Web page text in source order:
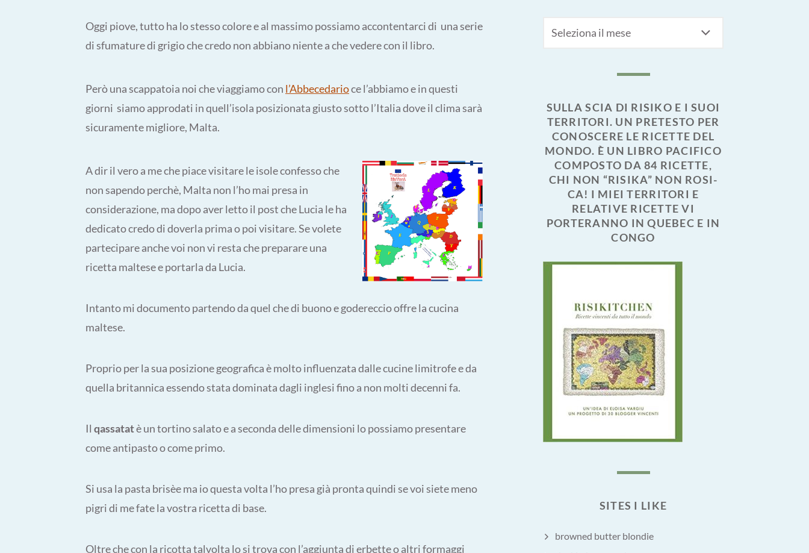
Oggi piove, tutto ha lo stesso colore e al massimo possiamo accontentarci di una serie
di sfumature di grigio che credo non abbiano niente a che vedere con il libro.
Però una scappatoia noi che viaggiamo con l’Abbecedarioce l’abbiamo e in questi
giorni siamo approdati in quell’isola posizionata giusto sotto l’Italia dove il clima sarà
sicuramente migliore, Malta.
A dir il vero a me che piace visitare le isole confesso che
non sapendo perchè, Malta non l’ho mai presa in
considerazione, ma dopo aver letto il post che Lucia le ha
dedicato credo di doverla prima o poi visitare. Se volete
partecipare anche voi non vi resta che preparare una
ricetta maltese e portarla da Lucia.
Intanto mi documento partendo da quel che di buono e godereccio offre la cucina
maltese.
Proprio per la sua posizione geografica è molto influenzata dalle cucine limitrofe e da
quella britannica essendo stata dominata dagli inglesi fino a non molti decenni fa.
Il qassatatè un tortino salato e a seconda delle dimensioni lo possiamo presentare
come antipasto o come primo.
Si usa la pasta brisèe ma io questa volta l’ho presa già pronta quindi se voi siete meno
pigri di me fate la vostra ricetta di base.
Oltre che con la ricotta talvolta lo si trova con l’aggiunta di erbette o altri formaggi
SULLA SCIA DI RISIKO E I SUOI
TERRITORI. UN PRETESTO PER
CONOSCERE LE RICETTE DEL
MONDO. È UN LIBRO PACIFICO
COMPOSTO DA 84 RICETTE,
CHI NON “RISIKA” NON ROSI-
CA! I MIEI TERRITORI E
RELATIVE RICETTE VI
PORTERANNO IN QUEBEC E IN
CONGO
SITES I LIKE
browned butter blondie